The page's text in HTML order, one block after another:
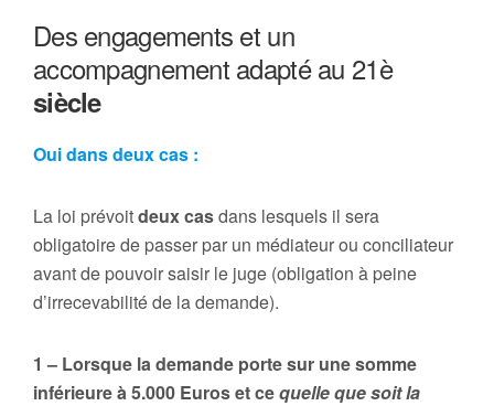
Des engagements et un
accompagnement adapté au 21è
siècle
Oui dans deux cas :
La loi prévoitdeux casdans lesquels il sera
obligatoire de passer par un médiateur ou conciliateur
avant de pouvoir saisir le juge (obligation à peine
d’irrecevabilité de la demande).
1 – Lorsque la demande porte sur une somme
inférieure à 5.000 Euros et cequelle que soit la